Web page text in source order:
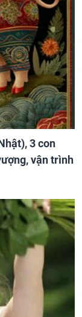
3 con
vận trình